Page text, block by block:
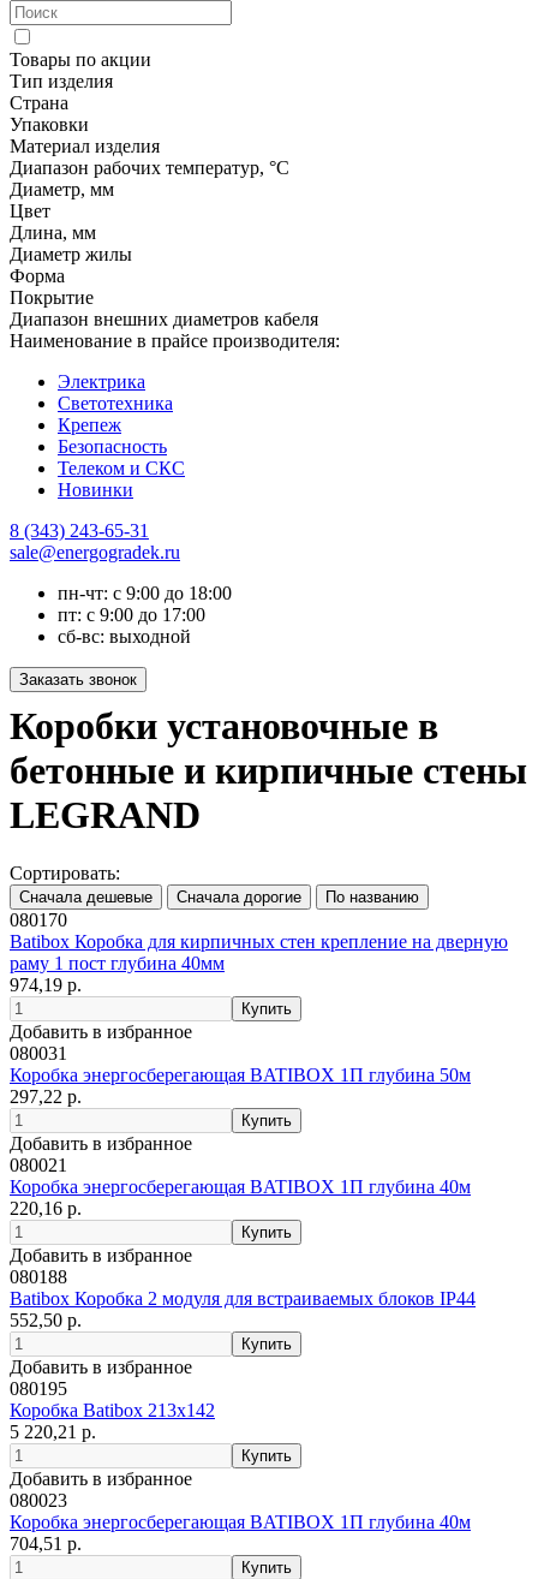
Товары по акции
Тип изделия
Страна
Упаковки
Материал изделия
Диапазон рабочих температур, °C
Диаметр, мм
Цвет
Длина, мм
Диаметр жилы
Форма
Покрытие
Диапазон внешних диаметров кабеля
Наименование в прайсе производителя:
Электрика
Светотехника
Крепеж
Безопасность
Телеком и СКС
Новинки
8 (343) 243-65-31
sale@energogradek.ru
пн-чт: с 9:00 до 18:00
пт: с 9:00 до 17:00
сб-вс: выходной
Коробки установочные в
бетонные и кирпичные стены
LEGRAND
Сортировать:
080170
Batibox Коробка для кирпичных стен крепление на дверную
раму 1 пост глубина 40мм
974,19 р.
Добавить в избранное
080031
Коробка энергосберегающая BATIBOX 1П глубина 50м
297,22 р.
Добавить в избранное
080021
Коробка энергосберегающая BATIBOX 1П глубина 40м
220,16 р.
Добавить в избранное
080188
Batibox Коробка 2 модуля для встраиваемых блоков IP44
552,50 р.
Добавить в избранное
080195
Коробка Batibox 213x142
5 220,21 р.
Добавить в избранное
080023
Коробка энергосберегающая BATIBOX 1П глубина 40м
704,51 р.